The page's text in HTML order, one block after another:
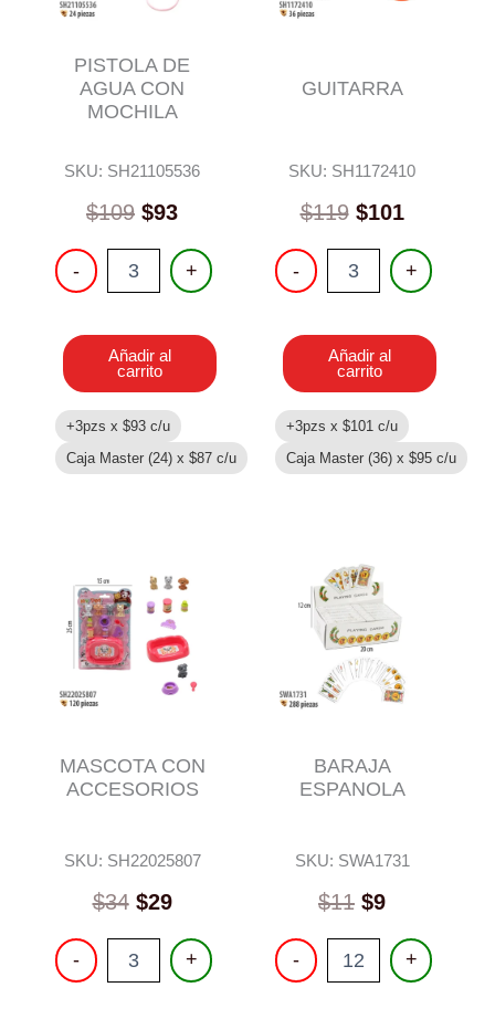
PISTOLA DE
AGUA CON
MOCHILA
SKU: SH21105536
$109 $93
-
PISTOLA
DE
MOCHILA
cantidad
+
Añadir al
carrito
+3pzs x $93 c/u
Caja Master (24) x $87 c/u
GUITARRA
SKU: SH1172410
$119 $101
-
GUITARRA
cantidad
+
Añadir al
carrito
+3pzs x $101 c/u
Caja Master (36) x $95 c/u
MASCOTA CON
ACCESORIOS
SKU: SH22025807
$34 $29
-
MASCOTA
CON
+
BARAJA
ESPANOLA
SKU: SWA1731
$11 $9
-
BARAJA
ESPANOLA
+